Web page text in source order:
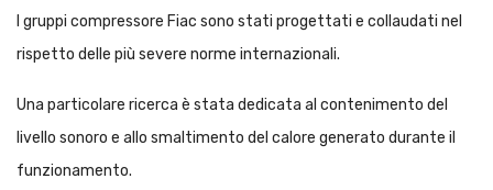
I gruppi compressore Fiac sono stati progettati e collaudati nel
rispetto delle più severe norme internazionali.
Una particolare ricerca è stata dedicata al contenimento del
livello sonoro e allo smaltimento del calore generato durante il
funzionamento.